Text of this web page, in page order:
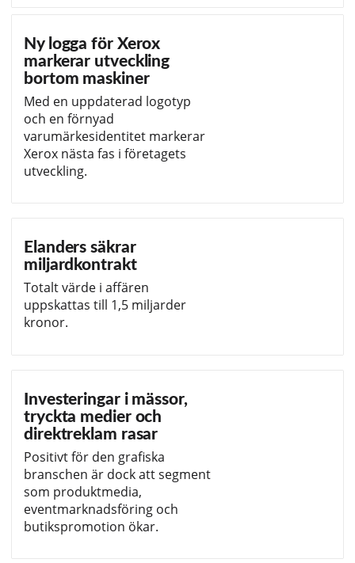
Ny logga för Xerox
markerar utveckling
bortom maskiner
Med en uppdaterad logotyp
och en förnyad
varumärkesidentitet markerar
Xerox nästa fas i företagets
utveckling.
Elanders säkrar
miljardkontrakt
Totalt värde i affären
uppskattas till 1,5 miljarder
kronor.
Investeringar i mässor,
tryckta medier och
direktreklam rasar
Positivt för den grafiska
branschen är dock att segment
som produktmedia,
eventmarknadsföring och
butikspromotion ökar.